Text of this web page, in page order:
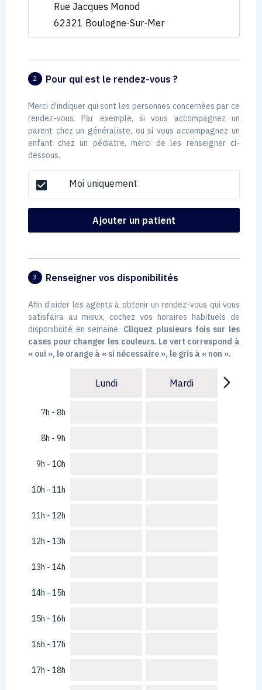
Rue Jacques Monod
62321 Boulogne-Sur-Mer
2 Pour qui est le rendez-vous ?
Merci d'indiquer qui sont les personnes concernées par ce
rendez-vous. Par exemple, si vous accompagnez un
parent chez un généraliste, ou si vous accompagnez un
enfant chez un pédiatre, merci de les renseigner ci-
dessous.
check_box Moi uniquement
Ajouter un patient
3 Renseigner vos disponibilités
Afin d’aider les agents à obtenir un rendez-vous qui vous
satisfaira au mieux, cochez vos horaires habituels de
disponibilité en semaine. Cliquez plusieurs fois sur les
cases pour changer les couleurs. Le vert correspond à
« oui », le orange à « si nécessaire », le gris à « non ».
7h - 8h
8h - 9h
9h - 10h
10h - 11h
11h - 12h
12h - 13h
13h - 14h
14h - 15h
15h - 16h
16h - 17h
17h - 18h
Lundi Mardi arrow_forward_ios